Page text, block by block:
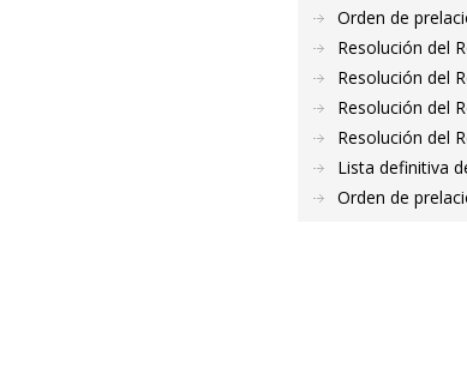
Orden de
Resolución del
Resolución del
Resolución del
Resolución del
Lista definitiva
Orden de